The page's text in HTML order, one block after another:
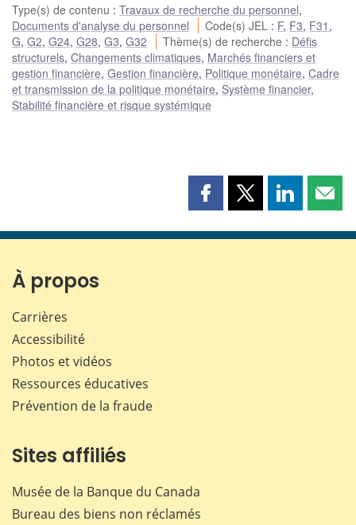
Type(s) de contenu : Travaux de recherche du personnel,
Documents d'analyse du personnel
Code(s) JEL : F, F3, F31 ,
G, G2, G24, G28, G3, G32 Thème(s) de recherche : Défis
structurels, Changements climatiques, Marchés financiers et
gestion financière, Gestion financière, Politique monétaire, Cadre
et transmission de la politique monétaire, Système financier,
Stabilité financière et risque systémique
Partager
page
Partager
page
Partager
page page
À propos
Carrières
Accessibilité
Photos et vidéos
Ressources éducatives
Prévention de la fraude
Sites affiliés
Musée de la Banque du Canada
Bureau des biens non réclamés